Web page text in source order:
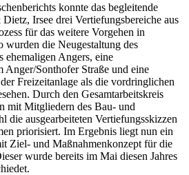
konnte das begleitende
Irsee drei Vertiefungsbereiche aus
für das weitere Vorgehen in
wurden die Neugestaltung des
ehemaligen Angers, eine
Anger/Sonthofer Straße und eine
Freizeitanlage als die vordringlichen
Durch den Gesamtarbeitskreis
mit Mitgliedern des Bau- und
die ausgearbeiteten Vertiefungsskizzen
priorisiert. Im Ergebnis liegt nun ein
Ziel- und Maßnahmenkonzept für die
wurde bereits im Mai diesen Jahres